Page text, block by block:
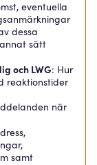
eventuella
dessa
sätt
och LWG: Hur
reaktionstider
när
samt